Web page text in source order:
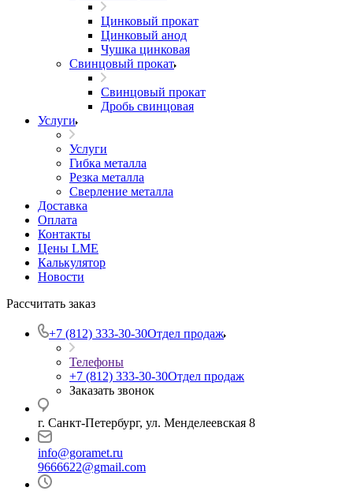
Цинковый прокат
Цинковый анод
Чушка цинковая
Свинцовый прокат
Свинцовый прокат
Дробь свинцовая
Услуги
Услуги
Гибка металла
Резка металла
Сверление металла
Доставка
Оплата
Контакты
Цены LME
Калькулятор
Новости
Рассчитать заказ
+7 (812) 333-30-30Отдел продаж
Телефоны
+7 (812) 333-30-30Отдел продаж
Заказать звонок
г. Санкт-Петербург, ул. Менделеевская 8
info@goramet.ru
9666622@gmail.com